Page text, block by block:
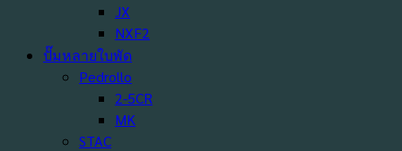
JX
NXF2
ปั๊มหลายใบพัด
Pedrollo
2-5CR
MK
STAC